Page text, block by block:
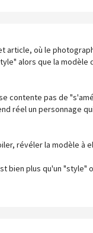
article, où le
alors que la modèle
contente pas de
réel un personnage
révéler la modèle à
bien plus qu'un "style"